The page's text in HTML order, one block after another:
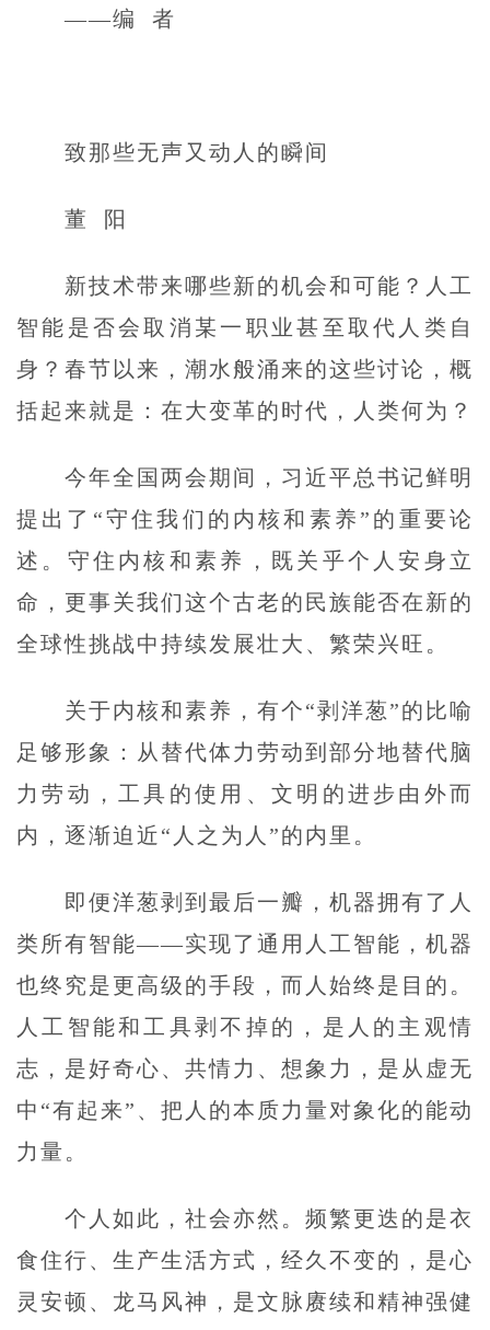
——编 者
致那些无声又动人的瞬间
董 阳
新技术带来哪些新的机会和可能？人工
智能是否会取消某一职业甚至取代人类自
身？春节以来，潮水般涌来的这些讨论，概
括起来就是：在大变革的时代，人类何为？
今年全国两会期间，习近平总书记鲜明
提出了“守住我们的内核和素养”的重要论
述。守住内核和素养，既关乎个人安身立
命，更事关我们这个古老的民族能否在新的
全球性挑战中持续发展壮大、繁荣兴旺。
关于内核和素养，有个“剥洋葱”的比喻
足够形象：从替代体力劳动到部分地替代脑
力劳动，工具的使用、文明的进步由外而
内，逐渐迫近“人之为人”的内里。
即便洋葱剥到最后一瓣，机器拥有了人
类所有智能——实现了通用人工智能，机器
也终究是更高级的手段，而人始终是目的。
人工智能和工具剥不掉的，是人的主观情
志，是好奇心、共情力、想象力，是从虚无
中“有起来”、把人的本质力量对象化的能动
力量。
个人如此，社会亦然。频繁更迭的是衣
食住行、生产生活方式，经久不变的，是心
灵安顿、龙马风神，是文脉赓续和精神强健